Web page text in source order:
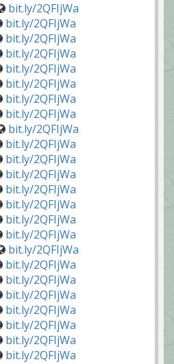
bit.ly/2QFIjWa
bit.ly/2QFIjWa
bit.ly/2QFIjWa
bit.ly/2QFIjWa
bit.ly/2QFIjWa
bit.ly/2QFIjWa
bit.ly/2QFIjWa
bit.ly/2QFIjWa
bit.ly/2QFIjWa
bit.ly/2QFIjWa
bit.ly/2QFIjWa
bit.ly/2QFIjWa
bit.ly/2QFIjWa
bit.ly/2QFIjWa
bit.ly/2QFIjWa
bit.ly/2QFIjWa
bit.ly/2QFIjWa
bit.ly/2QFIjWa
bit.ly/2QFIjWa
bit.ly/2QFIjWa
bit.ly/2QFIjWa
bit.ly/2QFIjWa
bit.ly/2QFIjWa
bit.ly/2QFIjWa